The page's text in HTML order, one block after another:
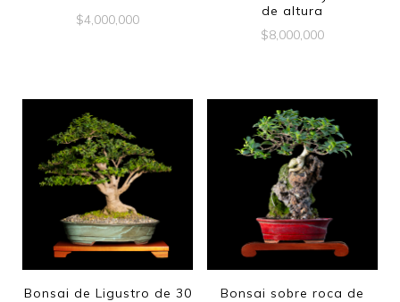
$4,000,000
de altura
$8,000,000
Bonsai de Ligustro de 30
Bonsai sobre roca de